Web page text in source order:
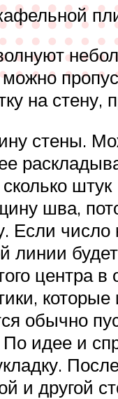
можно
на стену,
стены.
сколько
шва,
Если
центра
обычно
По идее и
и другой